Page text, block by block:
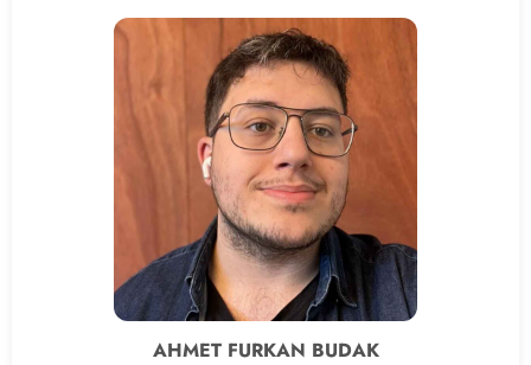
AHMET FURKAN BUDAK